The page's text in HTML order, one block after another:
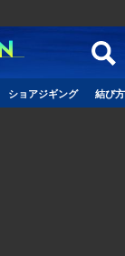
ショアジギング 結び